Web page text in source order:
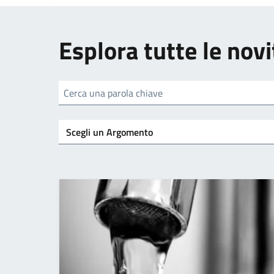
Esplora tutte le
Cerca una parola chiave
Argomenti